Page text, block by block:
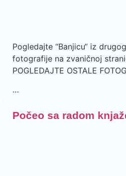
Pogledajte “Banjicu“ iz
fotografije na zvaničnoj
POGLEDAJTE OSTALE
…
Počeo sa radom